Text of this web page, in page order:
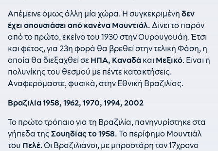
Απέμεινε όμως άλλη μία χώρα. Η συγκεκριμένη δεν
έχει απουσιάσει από κανένα Μουντιάλ. Δίνει το παρόν
από το πρώτο, εκείνο του 1930 στην Ουρουγουάη. Έτσι
και φέτος, για 23η φορά θα βρεθεί στην τελική Φάση, η
οποία θα διεξαχθεί σε ΗΠΑ, Καναδά και Μεξικό. Είναι η
πολυνίκης του θεσμού με πέντε κατακτήσεις.
Αναφερόμαστε, φυσικά, στην Εθνική Βραζιλίας.
Βραζιλία 1958, 1962, 1970, 1994, 2002
Το πρώτο τρόπαιο για τη Βραζιλία, πανηγυρίστηκε στα
γήπεδα της Σουηδίας το 1958. Το περίφημο Μουντιάλ
του Πελέ. Οι Βραζιλιάνοι, με μπροστάρη τον 17χρονο